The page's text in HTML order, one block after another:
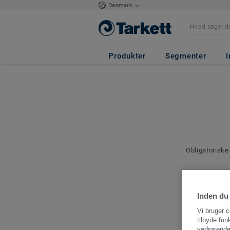
Danmark
Produkter Segmenter
Angiv en
denne
Inden
Vi bruger
tilbyde